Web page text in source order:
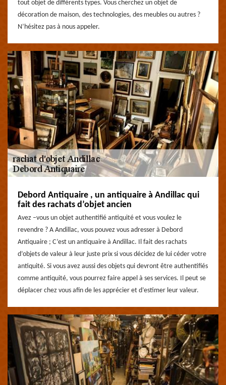
tout objet de différents types. Vous cherchez un objet de
décoration de maison, des technologies, des meubles ou autres ?
N’hésitez pas à nous appeler.
Debord Antiquaire , un antiquaire à Andillac qui
fait des rachats d’objet ancien
Avez –vous un objet authentifié antiquité et vous voulez le
revendre ? A Andillac, vous pouvez vous adresser à Debord
Antiquaire ; C’est un antiquaire à Andillac. Il fait des rachats
d’objets de valeur à leur juste prix si vous décidez de lui céder votre
antiquité. Si vous avez aussi des objets qui devront être authentifiés
comme antiquité, vous pourrez faire appel à ses services. Il peut se
déplacer chez vous afin de les apprécier et d’estimer leur valeur.